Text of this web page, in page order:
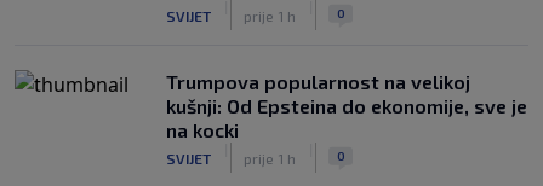
SVIJET prije 1 h 0
Trumpova popularnost na velikoj
kušnji: Od Epsteina do ekonomije, sve je
na kocki
SVIJET prije 1 h 0